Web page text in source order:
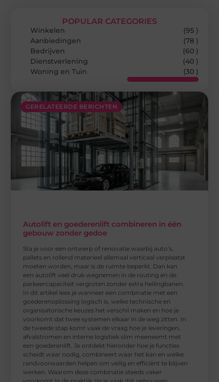
GERELATEERDE BERICHTEN
Autolift en goederenlift combineren in één
gebouw zonder gedoe
Sta je voor een ontwerp of renovatie waarbij auto’s,
pallets en rollend materieel allemaal verticaal verplaatst
moeten worden, maar is de ruimte beperkt. Dan kan
een autolift veel druk wegnemen in de routing en de
parkeercapaciteit vergroten zonder extra hellingbanen.
In dit artikel lees je wanneer een combinatie met een
goederenoplossing logisch is, welke technische en
organisatorische keuzes het verschil maken en hoe je
voorkomt dat twee systemen elkaar in de weg zitten. In
de tweede stap komt vaak de vraag hoe je leveringen,
afvalstromen en interne logistiek slim meeneemt met
een goederenlift. Je ontdekt hieronder hoe je functies
scheidt waar nodig, combineert waar het kan en welke
randvoorwaarden helpen om veilig en efficiënt te blijven
werken. Waarom deze combinatie steeds vaker
POPULAR CATEGORIES
Winkelen
(95 )
Aanbiedingen
(78 )
Bedrijven
(60 )
Dienstverlening
(40 )
Woning en Tuin
(30 )